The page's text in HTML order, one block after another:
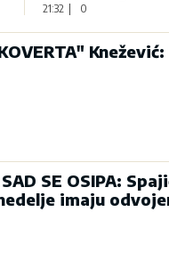
21:32 | 0
SAD SE OSIPA:
imaju